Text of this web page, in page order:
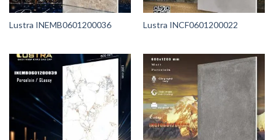
Lustra INEMB0601200036 Lustra INCF0601200022